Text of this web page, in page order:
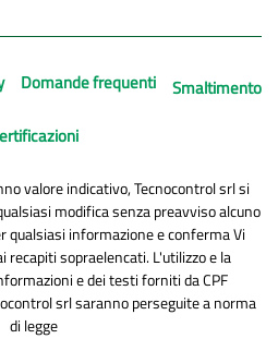
Domande frequenti
Smaltimento
valore indicativo, Tecnocontrol srl si
modifica senza preavviso alcuno
qualsiasi informazione e conferma Vi
recapiti sopraelencati. L'utilizzo e la
e dei testi forniti da CPF
srl saranno perseguite a norma
di legge